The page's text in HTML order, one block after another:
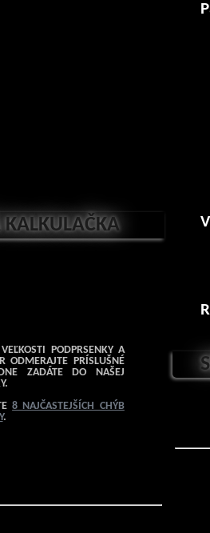
KALKULAČKA
PODPRSENKY A
ODMERAJTE PRÍSLUŠNÉ
ZADÁTE DO NAŠEJ
8 NAJČASTEJŠÍCH CHÝB
.